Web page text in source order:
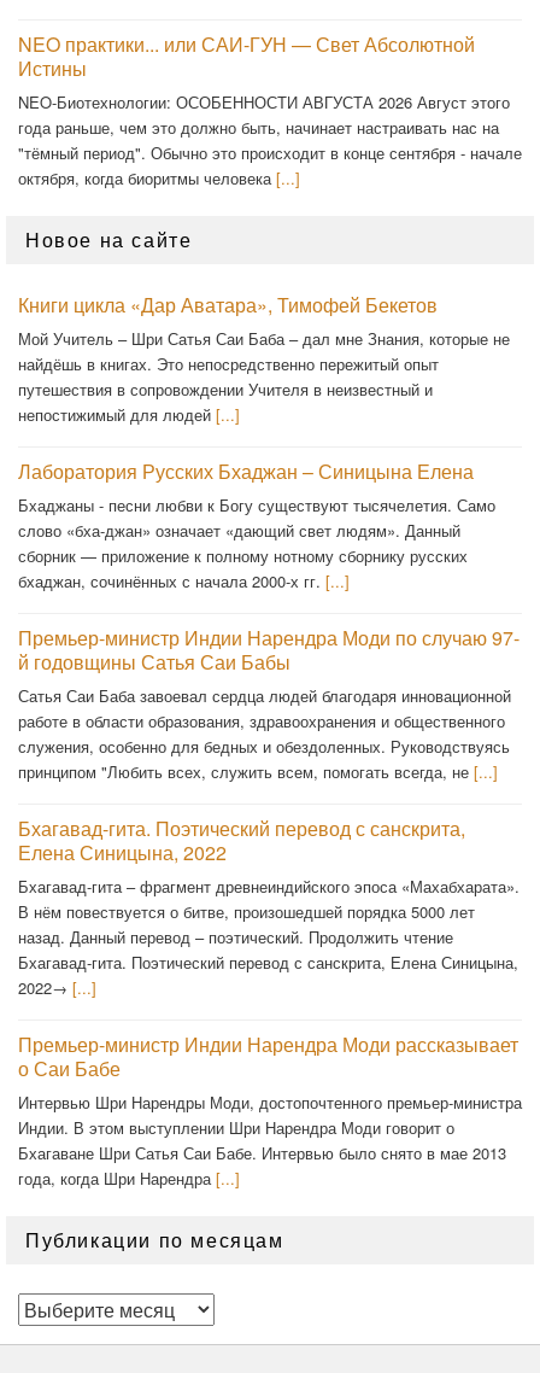
NEO практики... или САИ-ГУН — Свет Абсолютной
Истины
NEO-Биотехнологии: ОСОБЕННОСТИ АВГУСТА 2026 Август этого
года раньше, чем это должно быть, начинает настраивать нас на
"тёмный период". Обычно это происходит в конце сентября - начале
октября, когда биоритмы человека [...]
Новое на сайте
Книги цикла «Дар Аватара», Тимофей Бекетов
Мой Учитель – Шри Сатья Саи Баба – дал мне Знания, которые не
найдёшь в книгах. Это непосредственно пережитый опыт
путешествия в сопровождении Учителя в неизвестный и
непостижимый для людей [...]
Лаборатория Русских Бхаджан – Синицына Елена
Бхаджаны - песни любви к Богу существуют тысячелетия. Само
слово «бха-джан» означает «дающий свет людям». Данный
сборник — приложение к полному нотному сборнику русских
бхаджан, сочинённых с начала 2000-х гг. [...]
Премьер-министр Индии Нарендра Моди по случаю 97-
й годовщины Сатья Саи Бабы
Сатья Саи Баба завоевал сердца людей благодаря инновационной
работе в области образования, здравоохранения и общественного
служения, особенно для бедных и обездоленных. Руководствуясь
принципом "Любить всех, служить всем, помогать всегда, не [...]
Бхагавад-гита. Поэтический перевод с санскрита,
Елена Синицына, 2022
Бхагавад-гита – фрагмент древнеиндийского эпоса «Махабхарата».
В нём повествуется о битве, произошедшей порядка 5000 лет
назад. Данный перевод – поэтический. Продолжить чтение
Бхагавад-гита. Поэтический перевод с санскрита, Елена Синицына,
2022→ [...]
Премьер-министр Индии Нарендра Моди рассказывает
о Саи Бабе
Интервью Шри Нарендры Моди, достопочтенного премьер-министра
Индии. В этом выступлении Шри Нарендра Моди говорит о
Бхагаване Шри Сатья Саи Бабе. Интервью было снято в мае 2013
года, когда Шри Нарендра [...]
Публикации по месяцам
Публикации
по